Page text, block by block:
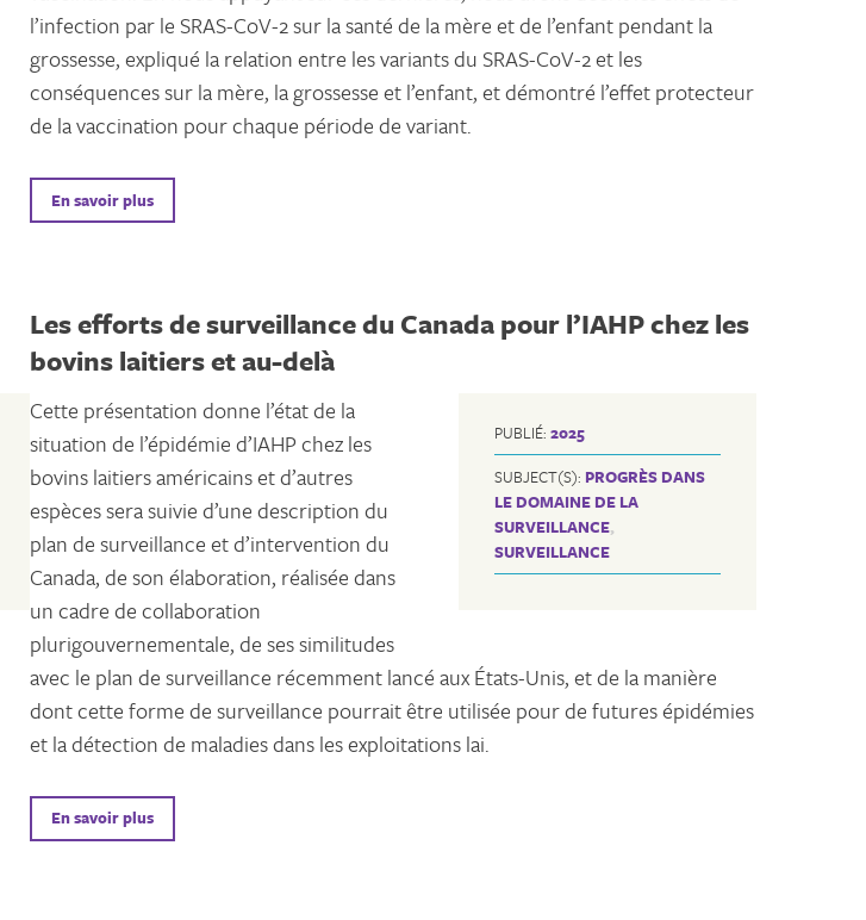
l’infection par le SRAS-CoV-2 sur la santé de la mère et de l’enfant pendant la
grossesse, expliqué la relation entre les variants du SRAS-CoV-2 et les
conséquences sur la mère, la grossesse et l’enfant, et démontré l’effet protecteur
de la vaccination pour chaque période de variant.
En savoir plus
Les efforts de surveillance du Canada pour l’IAHP chez les
bovins laitiers et au-delà
PUBLIÉ: 2025
SUBJECT(S): PROGRÈS DANS
LE DOMAINE DE LA
SURVEILLANCE,
SURVEILLANCE
Cette présentation donne l’état de la
situation de l’épidémie d’IAHP chez les
bovins laitiers américains et d’autres
espèces sera suivie d’une description du
plan de surveillance et d’intervention du
Canada, de son élaboration, réalisée dans
un cadre de collaboration
plurigouvernementale, de ses similitudes
avec le plan de surveillance récemment lancé aux États-Unis, et de la manière
dont cette forme de surveillance pourrait être utilisée pour de futures épidémies
et la détection de maladies dans les exploitations lai.
En savoir plus